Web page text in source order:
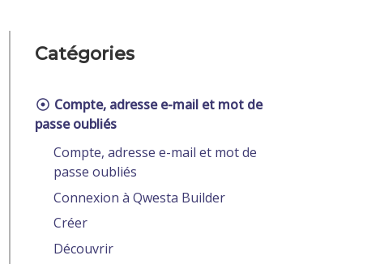
Catégories
Compte, adresse e-mail et mot de
passe oubliés
Compte, adresse e-mail et mot de
passe oubliés
Connexion à Qwesta Builder
Créer
Découvrir